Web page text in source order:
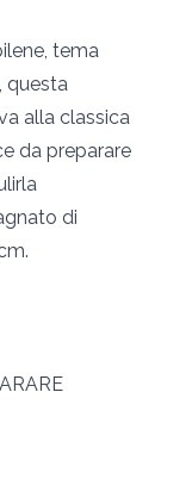
tema
questa
alla classica
da preparare
di